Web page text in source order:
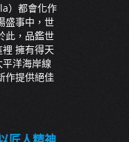
）都會化作
盛事中，世
此，品鑑世
擁有得天
洋海岸線
作提供絕佳